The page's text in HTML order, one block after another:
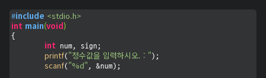
#include <stdio.h>
int main(void)
{
int num, sign;
printf("정수값을 입력하시오. : ");
scanf("%d" , &num);